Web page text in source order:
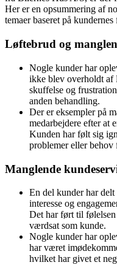
Her er en opsummering af
temaer baseret på kundernes
Løftebrud og
Nogle kunder har
ikke blev overholdt af
skuffelse og
anden behandling.
Der er eksempler på
medarbejdere efter at
Kunden har følt sig
problemer eller behov
Manglende
En del kunder har delt
interesse og
Det har ført til
værdsat som kunde.
Nogle kunder har
har været
hvilket har givet et